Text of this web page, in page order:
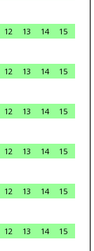
12 13 14
15
12 13 14
15
12 13 14
15
12 13 14
15
12 13 14
15
12 13 14
15